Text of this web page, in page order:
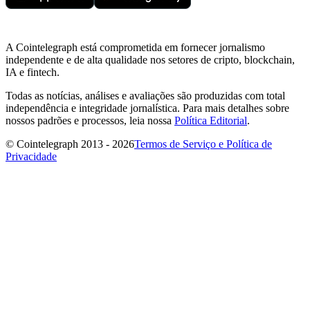
A Cointelegraph está comprometida em fornecer jornalismo
independente e de alta qualidade nos setores de cripto, blockchain,
IA e fintech.
Todas as notícias, análises e avaliações são produzidas com total
independência e integridade jornalística. Para mais detalhes sobre
nossos padrões e processos, leia nossa Política Editorial.
© Cointelegraph 2013 - 2026Termos de Serviço e Política de
Privacidade